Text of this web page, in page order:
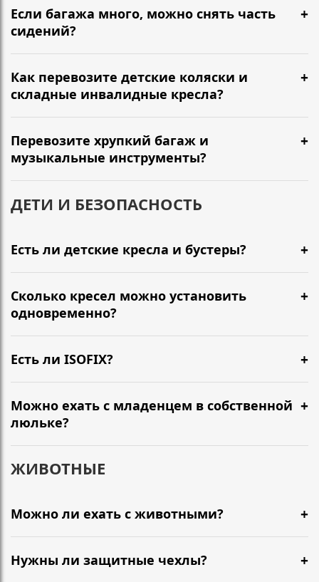
Если багажа много, можно снять часть
сидений?
Как перевозите детские коляски и
складные инвалидные кресла?
Перевозите хрупкий багаж и
музыкальные инструменты?
ДЕТИ И БЕЗОПАСНОСТЬ
Есть ли детские кресла и бустеры?
Сколько кресел можно установить
одновременно?
Есть ли ISOFIX?
Можно ехать с младенцем в собственной
люльке?
ЖИВОТНЫЕ
Можно ли ехать с животными?
Нужны ли защитные чехлы?